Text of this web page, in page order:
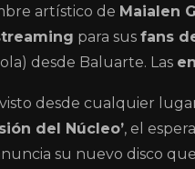
artístico de Maialen
para sus fans
desde Baluarte. Las
desde cualquier
del Núcleo’, el
su nuevo disco